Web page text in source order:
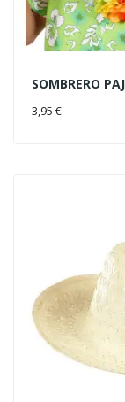
SOMBRERO
3,95 €